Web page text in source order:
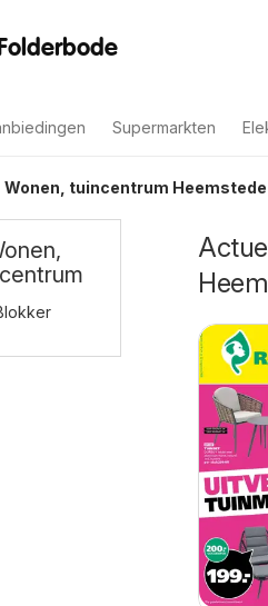
Supermarkten
Wonen, tuincentrum Heemstede